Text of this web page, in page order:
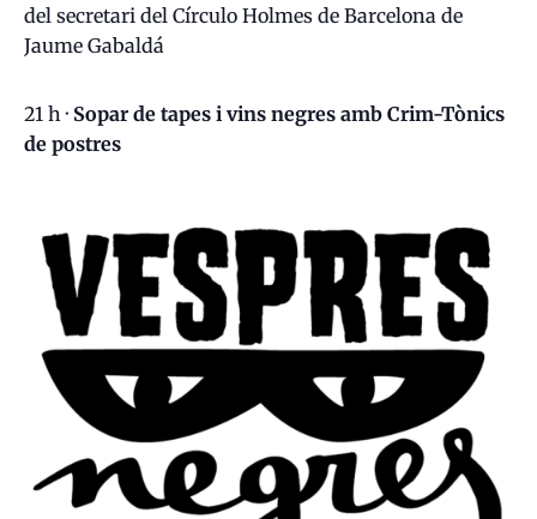
del secretari del Círculo Holmes de Barcelona de
Jaume Gabaldá
21 h · Sopar de tapes i vins negres amb Crim-Tònics
de postres